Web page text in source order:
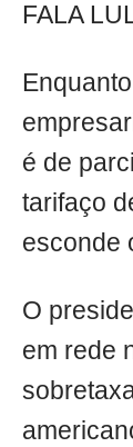
FALA
é de
tarifaço
esconde
O
em rede